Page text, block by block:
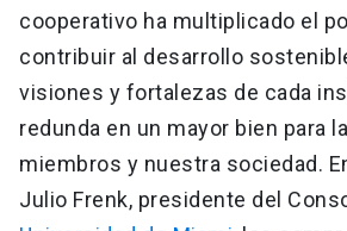
cooperativo ha multiplicado el
contribuir al desarrollo
visiones y fortalezas de cada
redunda en un mayor bien para
miembros y nuestra sociedad.
Julio Frenk, presidente del